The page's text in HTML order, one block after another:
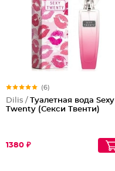
(6)
Dilis / Туалетная вода Sexy
Twenty (Секси Твенти)
1380 ₽